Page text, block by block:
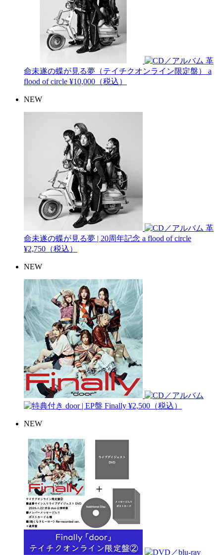
革
命未遂の蝶が見る夢（テイチクオンライン限定盤） a
flood of circle ¥10,000（税込）
NEW
革
命未遂の蝶が見る夢 | 20周年記念 a flood of circle
¥2,750（税込）
NEW
door | EP盤 Finally ¥2,500（税込）
NEW